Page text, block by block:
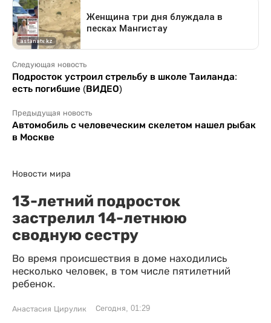
Следующая новость
Подросток устроил стрельбу в школе Таиланда:
есть погибшие (ВИДЕО)
Предыдущая новость
Автомобиль с человеческим скелетом нашел рыбак
в Москве
Новости мира
13-летний подросток
застрелил 14-летнюю
сводную сестру
Во время происшествия в доме находились
несколько человек, в том числе пятилетний
ребенок.
Анастасия Цирулик Сегодня, 01:29